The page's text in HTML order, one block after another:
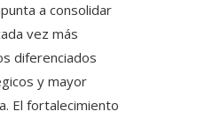
a consolidar
vez más
diferenciados
y mayor
El fortalecimiento